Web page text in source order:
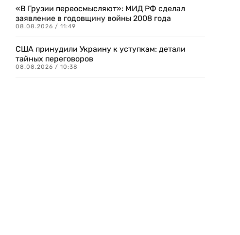
«В Грузии переосмысляют»: МИД РФ сделал
заявление в годовщину войны 2008 года
08.08.2026 / 11:49
США принудили Украину к уступкам: детали
тайных переговоров
08.08.2026 / 10:38